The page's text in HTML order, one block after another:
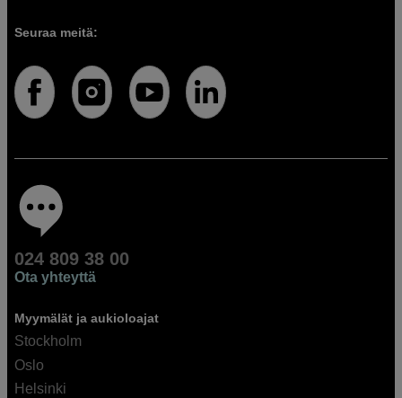
Seuraa meitä:
024 809 38 00
Ota yhteyttä
Myymälät ja aukioloajat
Stockholm
Oslo
Helsinki